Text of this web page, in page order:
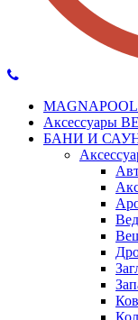
MAGNAPOOL
Аксессуары
БАНИ И